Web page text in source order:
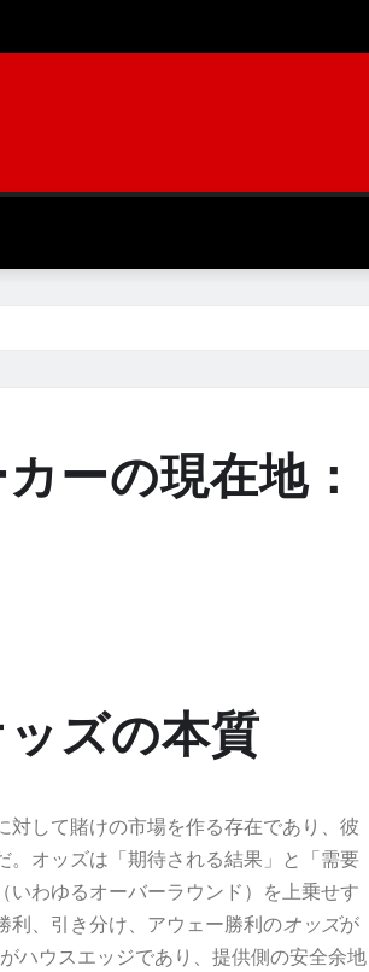
ーの現在地：
ズの本質
して賭けの市場を作る存在であり、彼
オッズは「期待される結果」と「需要
いわゆるオーバーラウンド）を上乗せす
利、引き分け、アウェー勝利のオッズが
ハウスエッジであり、提供側の安全余地